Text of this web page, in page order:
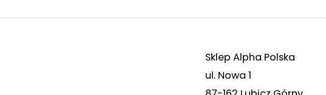
Sklep Alpha Polska
ul. Nowa 1